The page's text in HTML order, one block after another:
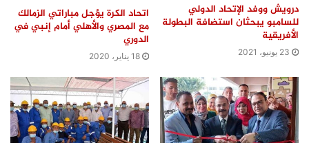
درويش ووفد الإتحاد الدولي
للسامبو يبحثان استضافة البطولة
الأفريقية
23 يونيو، 2021
اتحاد الكرة يؤجل مباراتي الزمالك
مع المصري والأهلي أمام إنبي في
الدوري
18 يناير، 2020